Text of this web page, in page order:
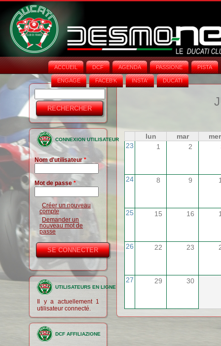
ACCUEIL DCF AGENDA PASSIONE PISTA
ENGAGE FACEB'K INSTA‘ DUCATI
Formulaire
de
recherche
CONNEXION UTILISATEUR
Nom d'utilisateur*
Mot de passe *
Créer un nouveau
compte
Demander un
nouveau mot de
passe
UTILISATEURS EN LIGNE
Il y a actuellement 1
utilisateur connecté.
DCF AFFILIAZIONE
lun mar
mer
23
1 2
24 8 9
25 15 16
26 22 23
27 29 30